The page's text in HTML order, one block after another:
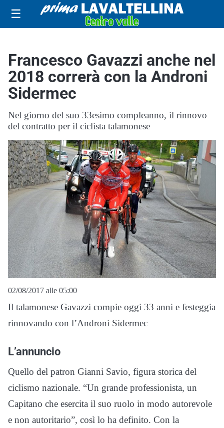
☰
Francesco Gavazzi anche nel
2018 correrà con la Androni
Sidermec
Nel giorno del suo 33esimo compleanno, il rinnovo
del contratto per il ciclista talamonese
02/08/2017 alle 05:00
Il talamonese Gavazzi compie oggi 33 anni e festeggia
rinnovando con l’Androni Sidermec
L’annuncio
Quello del patron Gianni Savio, figura storica del
ciclismo nazionale. “Un grande professionista, un
Capitano che esercita il suo ruolo in modo autorevole
e non autoritario”, così lo ha definito. Con la